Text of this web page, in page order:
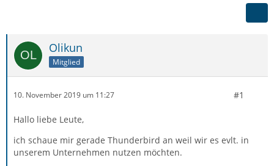
Olikun
Mitglied
10. November 2019 um 11:27 #1
Hallo liebe Leute,
ich schaue mir gerade Thunderbird an weil wir es evlt. in
unserem Unternehmen nutzen möchten.